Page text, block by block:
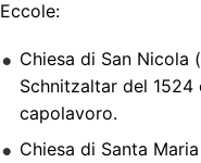
Eccole:
Chiesa di San Nicola (
Schnitzaltar del
capolavoro.
Chiesa di Santa